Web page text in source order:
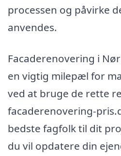
processen og påvirke
anvendes.
Facaderenovering i
en vigtig milepæl for
ved at bruge de rette
facaderenovering-
bedste fagfolk til dit
du vil opdatere din